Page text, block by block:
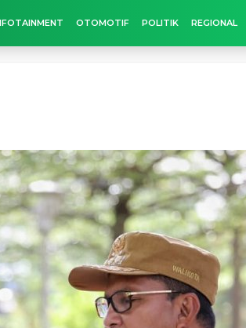
OTOMOTIF POLITIK REGIONAL